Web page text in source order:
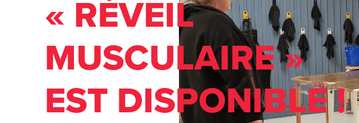
« RÉVEIL
MUSCULAIRE »
EST DISPONIBLE !